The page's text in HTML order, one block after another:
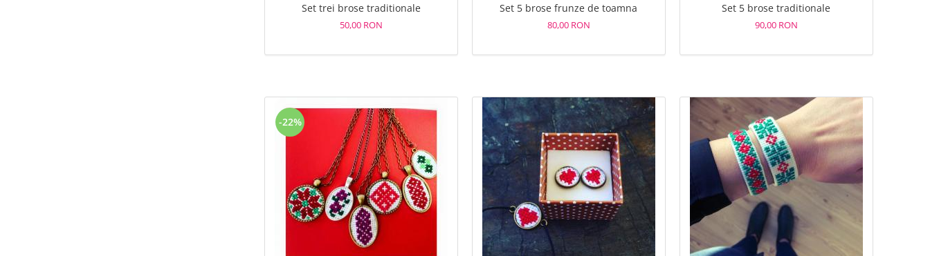
Set trei brose traditionale
50,00 RON
Set 5 brose frunze de toamna
80,00 RON
Set 5 brose traditionale
90,00 RON
-22%